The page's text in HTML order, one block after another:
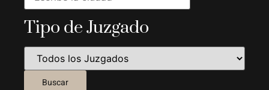
Tipo de Juzgado